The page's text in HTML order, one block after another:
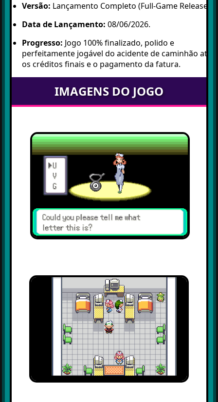
Versão: Lançamento Completo (Full-Game Release).
Data de Lançamento: 08/06/2026.
Progresso: Jogo 100% finalizado, polido e
perfeitamente jogável do acidente de caminhão até
os créditos finais e o pagamento da fatura.
IMAGENS DO JOGO